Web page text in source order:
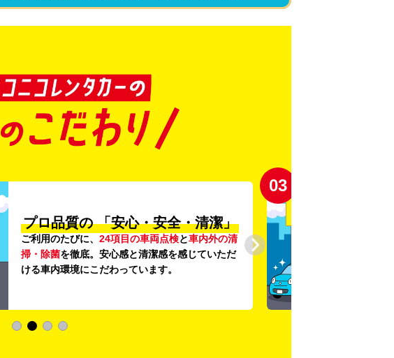
プロ品質の 「安心・安全・清潔」
ご利用のたびに、 24項目の車両点検と車内外の清
掃・除菌を徹底。安心感と清潔感を感じていただ
ける車内環境にこだわっています。
03